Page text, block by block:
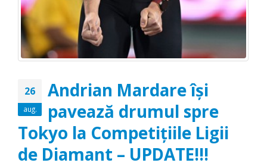
26
aug.
Andrian Mardare își
pavează drumul spre
Tokyo la Competițiile Ligii
de Diamant – UPDATE!!!